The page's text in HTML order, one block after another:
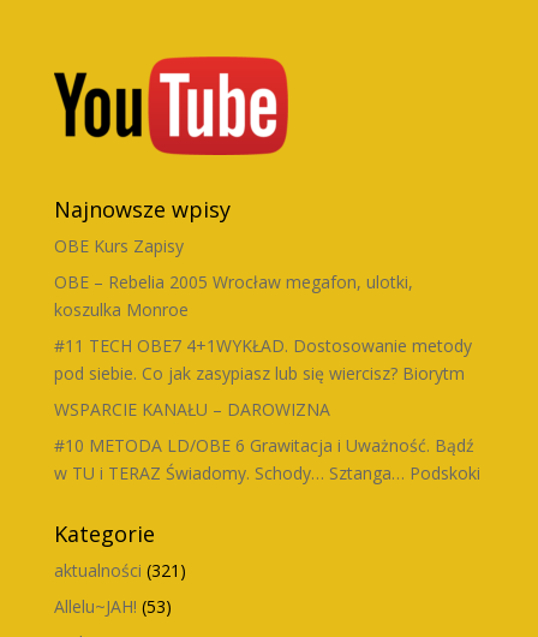
Najnowsze wpisy
OBE Kurs Zapisy
OBE – Rebelia 2005 Wrocław megafon, ulotki,
koszulka Monroe
#11 TECH OBE7 4+1WYKŁAD. Dostosowanie metody
pod siebie. Co jak zasypiasz lub się wiercisz? Biorytm
WSPARCIE KANAŁU – DAROWIZNA
#10 METODA LD/OBE 6 Grawitacja i Uważność. Bądź
w TU i TERAZ Świadomy. Schody… Sztanga… Podskoki
Kategorie
aktualności (321)
Allelu~JAH! (53)